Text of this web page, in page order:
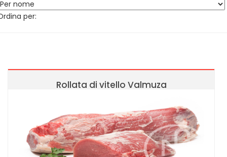
per:
Rollata di vitello Valmuza